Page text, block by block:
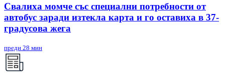
Свалиха момче със специални потребности от
автобус заради изтекла карта и го оставиха в 37-
градусова жега
преди 28 мин